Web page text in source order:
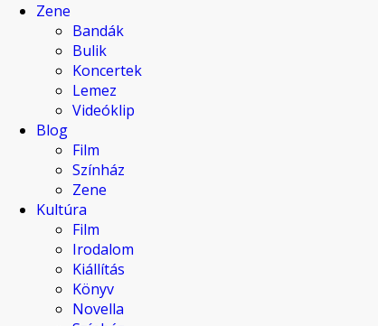
Zene
Bandák
Bulik
Koncertek
Lemez
Videóklip
Blog
Film
Színház
Zene
Kultúra
Film
Irodalom
Kiállítás
Könyv
Novella